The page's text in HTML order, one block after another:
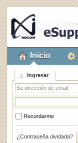
Inicio
Ingresar
Recordarme
¿Contraseña olvidada?